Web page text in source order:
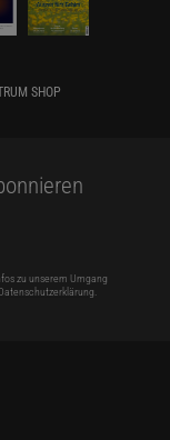
SHOP
zu unserem Umgang
Datenschutzerklärung